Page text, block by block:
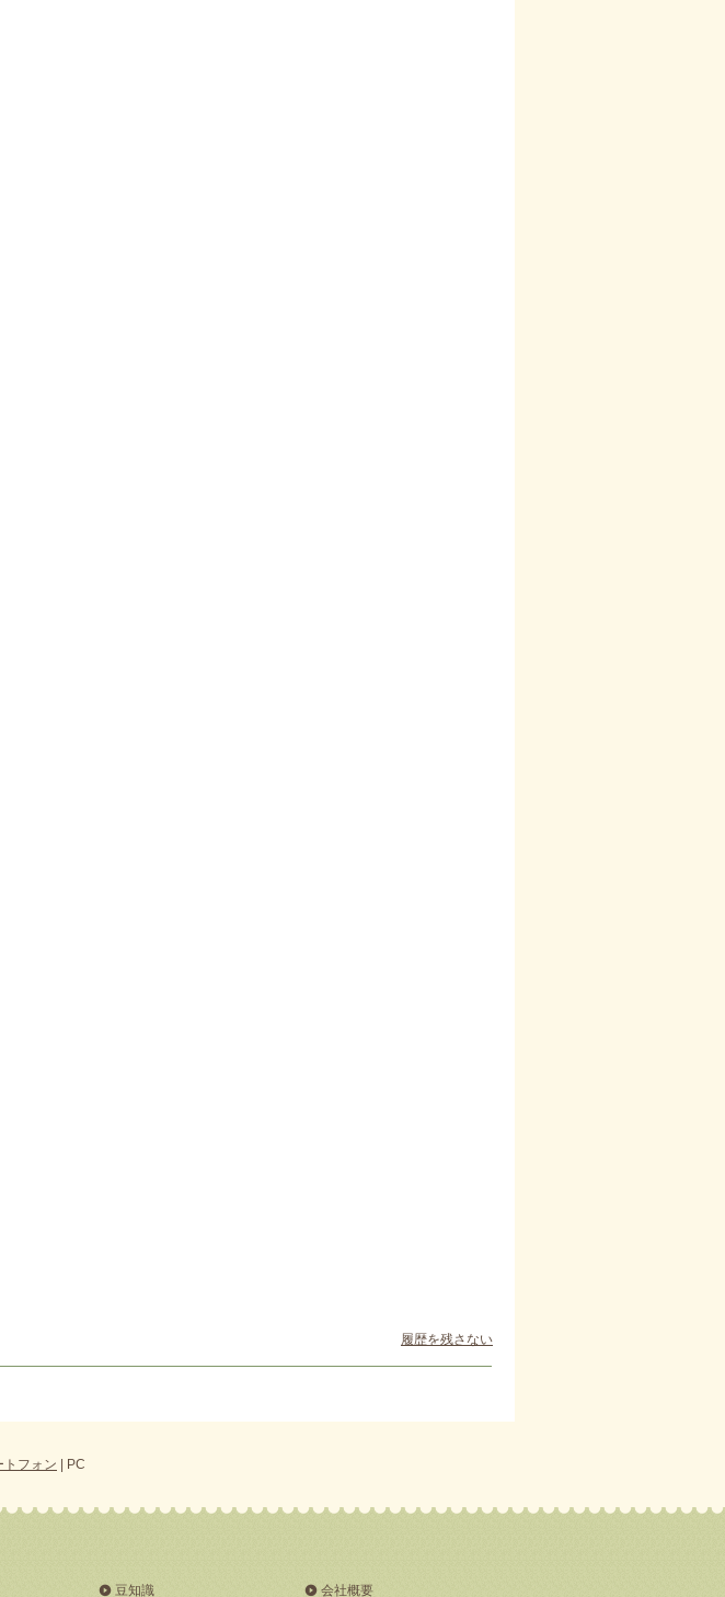
履歴を残さない
トフォン | PC
豆知識 会社概要